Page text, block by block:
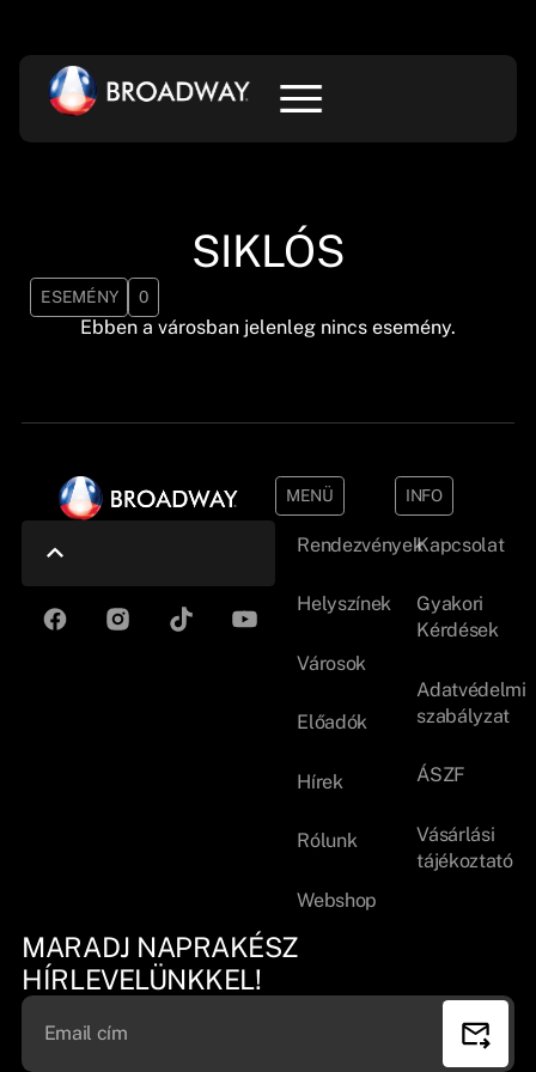
SIKLÓS
ESEMÉNY 0
Ebben a városban jelenleg nincs esemény.
MENÜ
Rendezvények
Helyszínek
Városok
Előadók
Hírek
Rólunk
Webshop
INFO
Kapcsolat
Gyakori
Kérdések
Adatvédelmi
szabályzat
ÁSZF
Vásárlási
tájékoztató
MARADJ NAPRAKÉSZ
HÍRLEVELÜNKKEL!